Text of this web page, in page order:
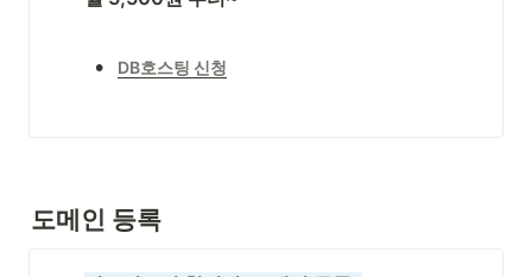
• DB호스팅 신청
도메인 등록